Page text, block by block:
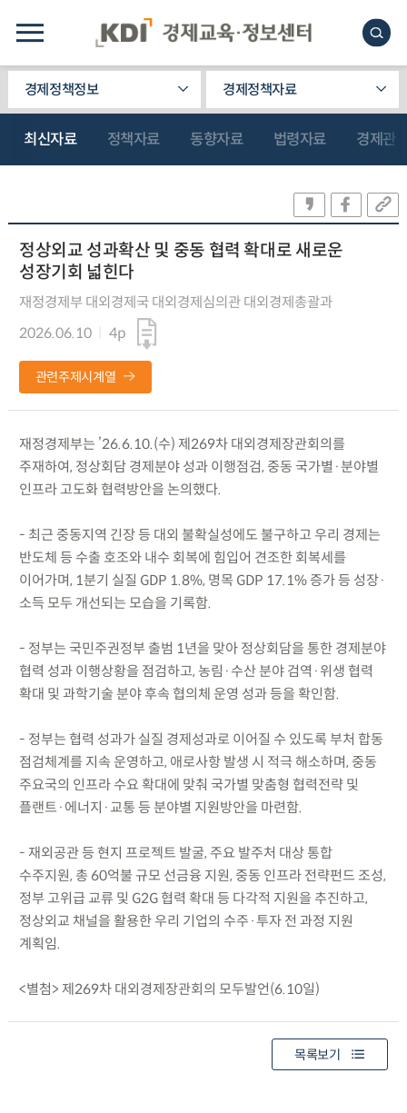
경제정책정보 경제정책자료
최신자료 정책자료 동향자료 법령자료 경제관
정상외교 성과확산 및 중동 협력 확대로 새로운
성장기회 넓힌다
재정경제부 대외경제국 대외경제심의관 대외경제총괄과
2026.06.10
4p
관련주제시계열
재정경제부는 ’26.6.10.(수) 제269차 대외경제장관회의를
주재하여, 정상회담 경제분야 성과 이행점검, 중동 국가별·분야별
인프라 고도화 협력방안을 논의했다.
- 최근 중동지역 긴장 등 대외 불확실성에도 불구하고 우리 경제는
반도체 등 수출 호조와 내수 회복에 힘입어 견조한 회복세를
이어가며, 1분기 실질 GDP 1.8%, 명목 GDP 17.1% 증가 등 성장·
소득 모두 개선되는 모습을 기록함.
- 정부는 국민주권정부 출범 1년을 맞아 정상회담을 통한 경제분야
협력 성과 이행상황을 점검하고, 농림·수산 분야 검역·위생 협력
확대 및 과학기술 분야 후속 협의체 운영 성과 등을 확인함.
- 정부는 협력 성과가 실질 경제성과로 이어질 수 있도록 부처 합동
점검체계를 지속 운영하고, 애로사항 발생 시 적극 해소하며, 중동
주요국의 인프라 수요 확대에 맞춰 국가별 맞춤형 협력전략 및
플랜트·에너지·교통 등 분야별 지원방안을 마련함.
- 재외공관 등 현지 프로젝트 발굴, 주요 발주처 대상 통합
수주지원, 총 60억불 규모 선금융 지원, 중동 인프라 전략펀드 조성,
정부 고위급 교류 및 G2G 협력 확대 등 다각적 지원을 추진하고,
정상외교 채널을 활용한 우리 기업의 수주·투자 전 과정 지원
계획임.
<별첨> 제269차 대외경제장관회의 모두발언(6.10일)
목록보기